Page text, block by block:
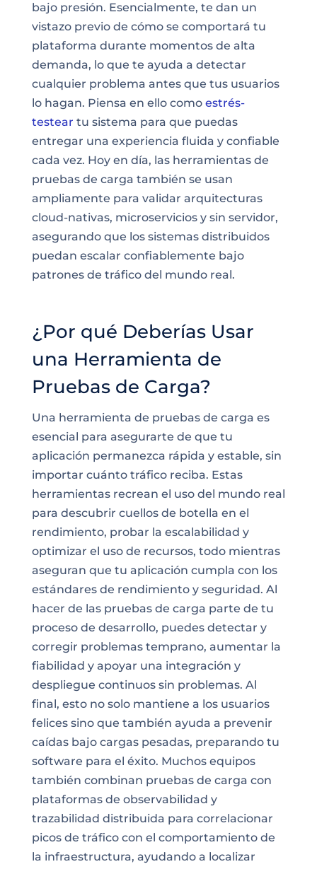
bajo presión. Esencialmente, te dan un
vistazo previo de cómo se comportará tu
plataforma durante momentos de alta
demanda, lo que te ayuda a detectar
cualquier problema antes que tus usuarios
lo hagan. Piensa en ello como estrés-
testear tu sistema para que puedas
entregar una experiencia fluida y confiable
cada vez. Hoy en día, las herramientas de
pruebas de carga también se usan
ampliamente para validar arquitecturas
cloud-nativas, microservicios y sin servidor,
asegurando que los sistemas distribuidos
puedan escalar confiablemente bajo
patrones de tráfico del mundo real.
¿Por qué Deberías Usar
una Herramienta de
Pruebas de Carga?
Una herramienta de pruebas de carga es
esencial para asegurarte de que tu
aplicación permanezca rápida y estable, sin
importar cuánto tráfico reciba. Estas
herramientas recrean el uso del mundo real
para descubrir cuellos de botella en el
rendimiento, probar la escalabilidad y
optimizar el uso de recursos, todo mientras
aseguran que tu aplicación cumpla con los
estándares de rendimiento y seguridad. Al
hacer de las pruebas de carga parte de tu
proceso de desarrollo, puedes detectar y
corregir problemas temprano, aumentar la
fiabilidad y apoyar una integración y
despliegue continuos sin problemas. Al
final, esto no solo mantiene a los usuarios
felices sino que también ayuda a prevenir
caídas bajo cargas pesadas, preparando tu
software para el éxito. Muchos equipos
también combinan pruebas de carga con
plataformas de observabilidad y
trazabilidad distribuida para correlacionar
picos de tráfico con el comportamiento de
la infraestructura, ayudando a localizar